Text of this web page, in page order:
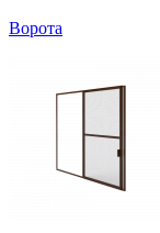
Ворота